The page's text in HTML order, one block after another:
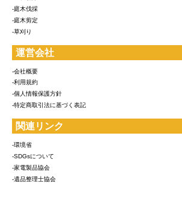
-庭木伐採
-庭木剪定
-草刈り
運営会社
-会社概要
-利用規約
-個人情報保護方針
-特定商取引法に基づく表記
関連リンク
-環境省
-SDGsについて
-家電製品協会
-遺品整理士協会